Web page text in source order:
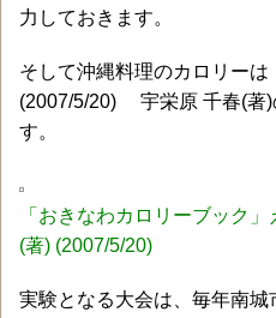
力しておきます。
そして沖縄料理のカロリー
(2007/5/20) 宇栄原 千春(著)
す。
「おきなわカロリーブック
(著) (2007/5/20)
実験となる大会は、毎年南